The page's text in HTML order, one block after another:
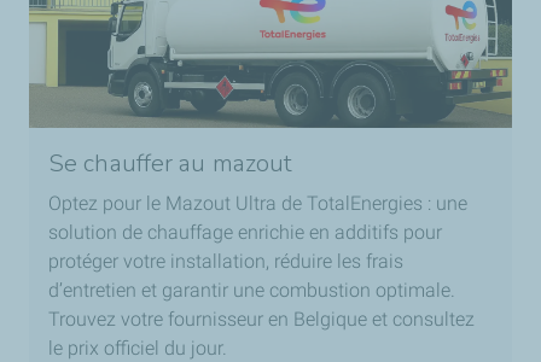
Se chauffer au mazout
Optez pour le Mazout Ultra de TotalEnergies : une
solution de chauffage enrichie en additifs pour
protéger votre installation, réduire les frais
d’entretien et garantir une combustion optimale.
Trouvez votre fournisseur en Belgique et consultez
le prix officiel du jour.